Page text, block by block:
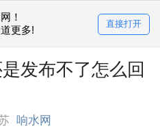
！
更多!
直接打开
发布不了怎么回
响水网